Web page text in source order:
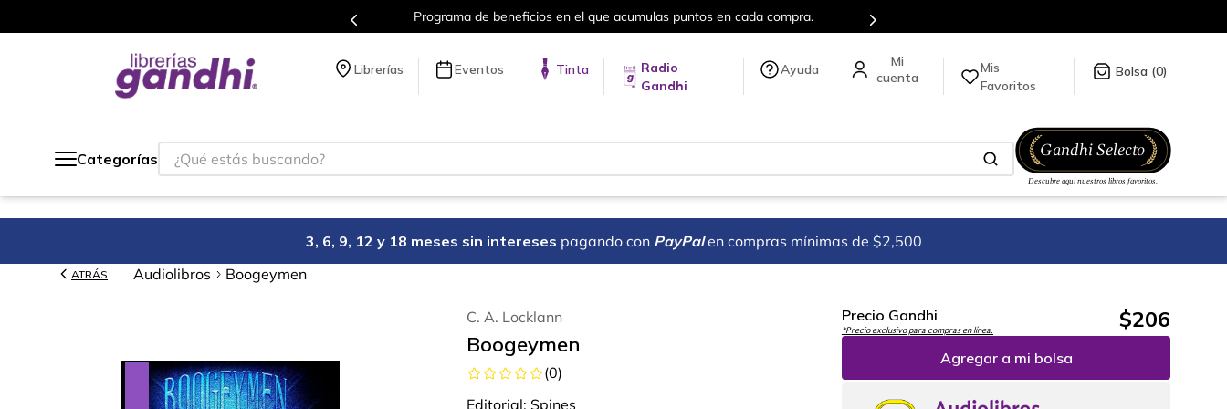
Programa de beneficios en el que acumulas puntos en cada compra. Más de 5 millones de títulos en nuestra tienda en línea.
Librerías Eventos Tinta
Radio
Gandhi
Ayuda
Mis
Favoritos
0
Categorías
¿Qué estás buscando?
3, 6, 9, 12 y 18 meses sin intereses pagando con PayPal en compras mínimas de $2,500
ATRÁS Audiolibros Boogeymen
C. A. Locklann
Boogeymen
(0)
Editorial: Spines
Precio Gandhi
*Precio exclusivo para compras en línea. $206
Agregar a mi bolsa